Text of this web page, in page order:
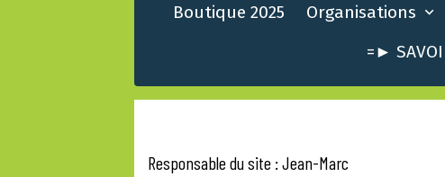
Boutique 2025
Organisations
=►
Responsable du site : Jean-Marc